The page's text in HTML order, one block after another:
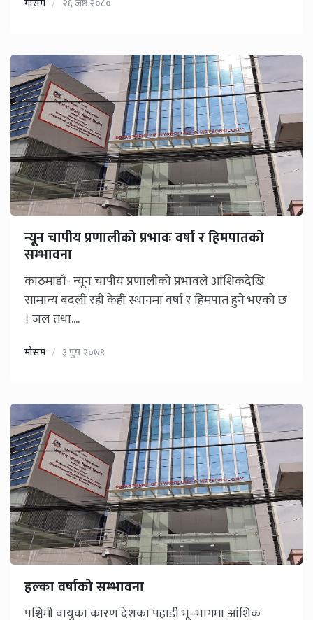
न्यून चापीय प्रणालीको प्रभावः वर्षा र हिमपातको
सम्भावना
काठमाडौं- न्यून चापीय प्रणालीको प्रभावले आंशिकदेखि
सामान्य बदली रही केही स्थानमा वर्षा र हिमपात हुने भएको छ
। जल तथा....
मौसम ३ पुष २०७९
हल्का वर्षाको सम्भावना
पश्चिमी वायुका कारण देशका पहाडी भू–भागमा आंशिक